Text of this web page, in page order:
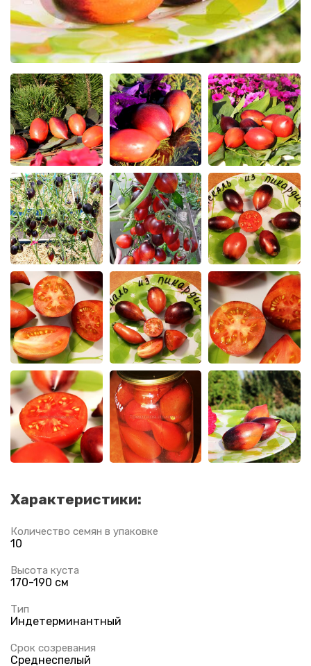
Характеристики:
Количество семян в упаковке
10
Высота куста
170-190 см
Тип
Индетерминантный
Срок созревания
Среднеспелый